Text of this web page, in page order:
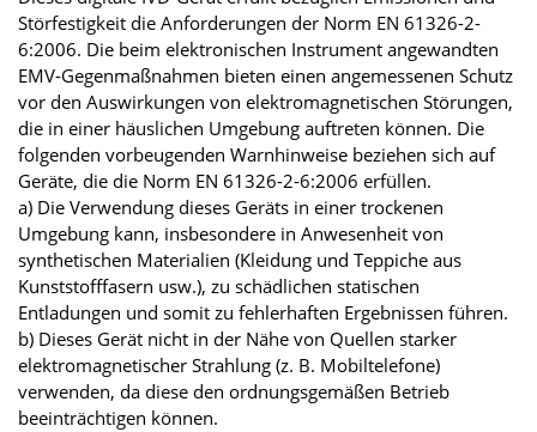
Störfestigkeit die Anforderungen der Norm EN 61326-2-
6:2006. Die beim elektronischen Instrument angewandten
EMV-Gegenmaßnahmen bieten einen angemessenen Schutz
vor den Auswirkungen von elektromagnetischen Störungen,
die in einer häuslichen Umgebung auftreten können. Die
folgenden vorbeugenden Warnhinweise beziehen sich auf
Geräte, die die Norm EN 61326-2-6:2006 erfüllen.
a) Die Verwendung dieses Geräts in einer trockenen
Umgebung kann, insbesondere in Anwesenheit von
synthetischen Materialien (Kleidung und Teppiche aus
Kunststofffasern usw.), zu schädlichen statischen
Entladungen und somit zu fehlerhaften Ergebnissen führen.
b) Dieses Gerät nicht in der Nähe von Quellen starker
elektromagnetischer Strahlung (z. B. Mobiltelefone)
verwenden, da diese den ordnungsgemäßen Betrieb
beeinträchtigen können.